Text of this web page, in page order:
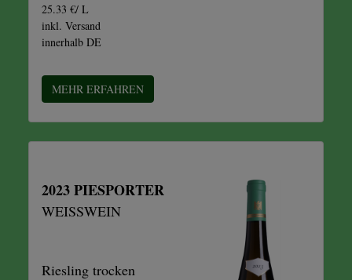
25.33 €/ L
inkl. Versand
innerhalb DE
MEHR ERFAHREN
2023 PIESPORTER
WEISSWEIN
Riesling trocken